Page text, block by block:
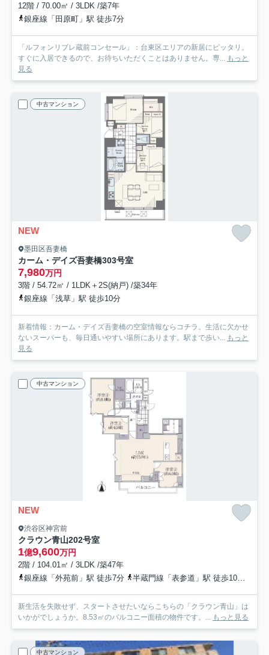
12階 / 70.00㎡ / 3LDK /築7年
銀座線「田原町」駅 徒歩7分
「ルフォンリブレ蔵前コンセール」：台東区エリアの新居にピッタリ。
すぐに入居できるので、お待ちいただくことはありません。専... もっと
見る
中古マンション
NEW
墨田区吾妻橋
カーム・デイズ吾妻橋303号室
7,980万円
3階 / 54.72㎡ / 1LDK＋2S(納戸) /築34年
銀座線「浅草」駅 徒歩10分
新着情報：カーム・デイズ吾妻橋の空室情報ならコチラ。生活に欠かせ
ないスーパーも、毎日通いやすい場所にあります。駅まで歩い... もっと
見る
中古マンション
NEW
渋谷区神宮前
クラウン青山202号室
1億9,600万円
2階 / 104.01㎡ / 3LDK /築47年
銀座線「外苑前」駅 徒歩7分
半蔵門線「表参道」駅 徒歩10分
新生活を失敗せず、スタートさせたいならこちらの「クラウン青山」は
いかがでしょうか。8.53㎡のバルコニー面積の物件です。... もっと見る
中古マンション